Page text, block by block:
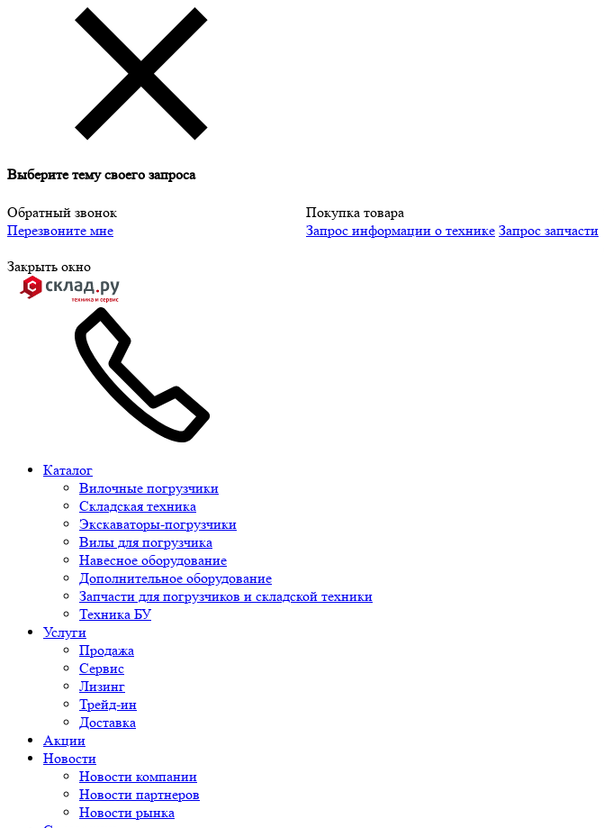
Выберите тему своего запроса
Обратный звонок
Перезвоните мне
Покупка товара
Запрос информации о технике Запрос запчасти
Закрыть окно
Каталог
Вилочные погрузчики
Складская техника
Экскаваторы-погрузчики
Вилы для погрузчика
Навесное оборудование
Дополнительное оборудование
Запчасти для погрузчиков и складской техники
Техника БУ
Услуги
Продажа
Сервис
Лизинг
Трейд-ин
Доставка
Акции
Новости
Новости компании
Новости партнеров
Новости рынка